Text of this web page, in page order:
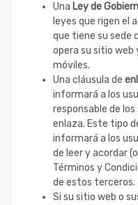
Una Ley de
leyes que rigen el
que tiene su sede
opera su sitio web
móviles.
Una cláusula de
informará a los
responsable de
enlaza. Este tipo
informará a los
de leer y acordar
Términos y
de estos terceros.
Si su sitio web o